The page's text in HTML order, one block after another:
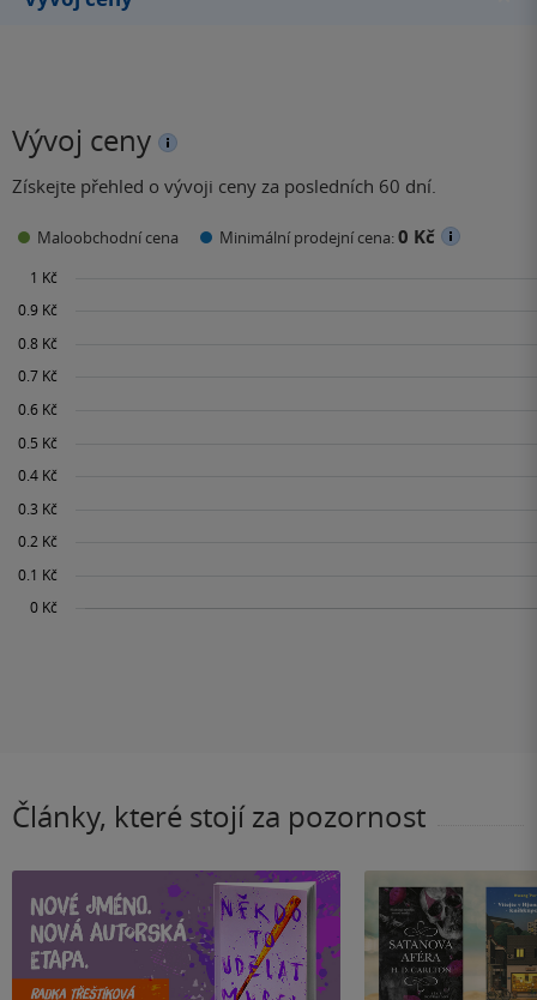
Vývoj ceny
Získejte přehled o vývoji ceny za posledních 60 dní.
Maloobchodní cena Minimální prodejní cena:0 Kč
Články, které stojí za pozornost